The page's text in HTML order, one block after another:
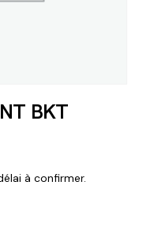
BKT
à confirmer.